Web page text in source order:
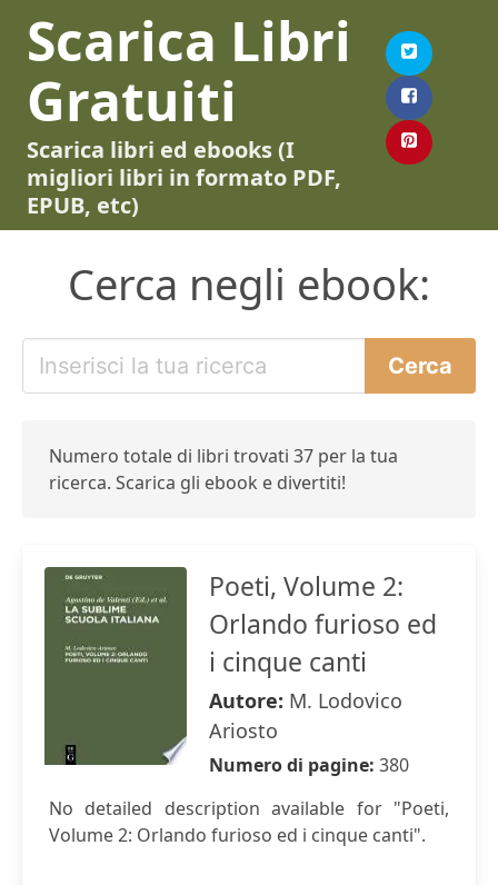
Scarica Libri
Gratuiti
Scarica libri ed ebooks (I
migliori libri in formato PDF,
EPUB, etc)
Cerca negli ebook:
Numero totale di libri trovati 37 per la tua
ricerca. Scarica gli ebook e divertiti!
Poeti, Volume 2:
Orlando furioso ed
i cinque canti
Autore: M. Lodovico
Ariosto
Numero di pagine: 380
No detailed description available for "Poeti,
Volume 2: Orlando furioso ed i cinque canti".